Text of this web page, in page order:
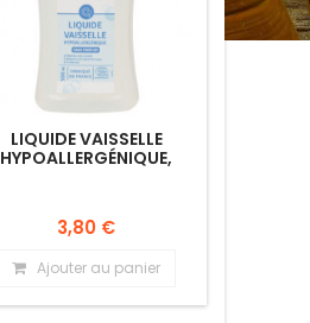
LIQUIDE VAISSELLE
HYPOALLERGÉNIQUE,
3,80 €
Ajouter au panier